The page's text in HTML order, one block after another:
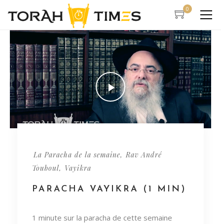
0
La Paracha de la semaine, Rav André
Touboul, Vayikra
PARACHA VAYIKRA (1 MIN)
1 minute sur la paracha de cette semaine